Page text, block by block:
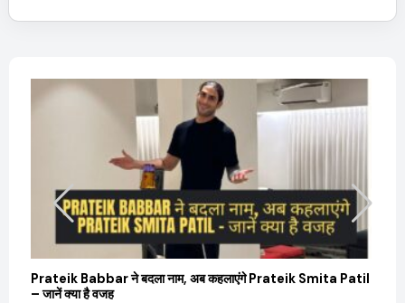
Prateik Babbar ने बदला नाम, अब कहलाएंगे Prateik Smita Patil
– जानें क्या है वजह